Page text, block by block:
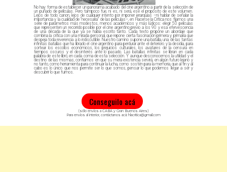
No hay forma de establecer un panorama acabado del cine argentino a partir de la selección de
un puñado de películas. Pero tampoco fue, ni es, ni será, ese el propósito de este volumen.
Lejos de todo canon, lejos de cualquier intento por imponer jerarquías –ni hablar de señalar la
importancia y la cualidad de “necesaria” de las películas–, en Hacerse la Crítica nos fijamos una
serie de parámetros más modestos, menos académicos y más lúdicos: elegir 50 películas
que representen un recorrido posible por el cine argentino previo a los 90 y esa efervescencia
de una década de la que ya se había escrito tanto. Cada texto propone un abordaje que
combina la crítica con una mirada personal, que repone cierta fascinación primera y primaria que
despeja toda reverencia a lo indiscutible. Nuestro camino supone una batalla, una de las tantas
infinitas batallas que ha librado el cine argentino para perdurar ante el deterioro y la desidia, para
sortear los escollos económicos, los prejuicios culturales, los avatares de la censura en
tiempos oscuros y el desinterés ante lo pasado. Las batallas infinitas se libran en cada
palabra de este libro, en cada coma de esta selección. Y aunque desconocemos la utilidad y el
destino de las mismas, confiamos en que su mera existencia servirá, en algún futuro lejano y
no tanto, como herramienta para continuar la lucha, como sostén para la memoria, que al fin y al
cabo es lo único que nos permite ser lo que somos, pensar lo que podemos llegar a ser y
descubrir lo que fuimos.
Conseguilo acá
(sólo envíos a CABA y Gran Buenos Aires)
Para envíos al interior, contáctanos acá: hlacritica@gmail.com